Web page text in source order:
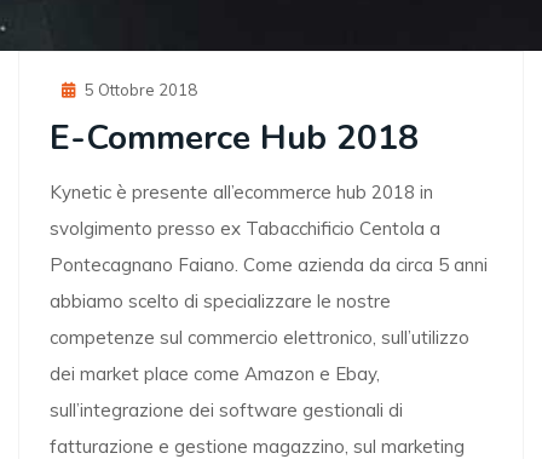
Posted
5 Ottobre 2018
E-Commerce Hub 2018
Kynetic è presente all’ecommerce hub 2018 in
svolgimento presso ex Tabacchificio Centola a
Pontecagnano Faiano. Come azienda da circa 5 anni
abbiamo scelto di specializzare le nostre
competenze sul commercio elettronico, sull’utilizzo
dei market place come Amazon e Ebay,
sull’integrazione dei software gestionali di
fatturazione e gestione magazzino, sul marketing